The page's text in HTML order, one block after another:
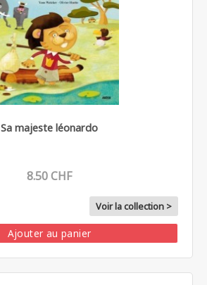
Sa majeste léonardo
8.50 CHF
Voir la collection >
Ajouter au panier